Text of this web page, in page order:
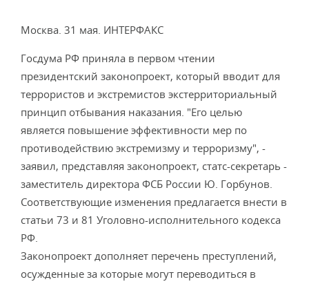
Москва. 31 мая. ИНТЕРФАКС
Госдума РФ приняла в первом чтении
президентский законопроект, который вводит для
террористов и экстремистов экстерриториальный
принцип отбывания наказания. "Его целью
является повышение эффективности мер по
противодействию экстремизму и терроризму", -
заявил, представляя законопроект, статс-секретарь -
заместитель директора ФСБ России Ю. Горбунов.
Соответствующие изменения предлагается внести в
статьи 73 и 81 Уголовно-исполнительного кодекса
РФ.
Законопроект дополняет перечень преступлений,
осужденные за которые могут переводиться в